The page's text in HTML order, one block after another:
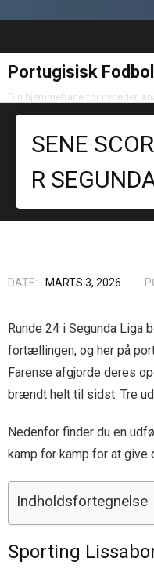
Portugisisk
Din hjemmebane for nyheder,
SENE
R
DATE: MARTS 3, 2026
Runde 24 i Segunda Liga
fortællingen, og her på
Farense afgjorde deres
brændt helt til sidst. Tre
Nedenfor finder du en
kamp for kamp for at give
Indholdsfortegnelse
Sporting